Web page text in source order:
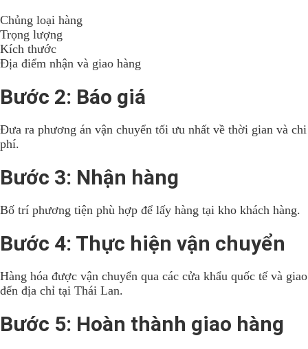
Chủng loại hàng
Trọng lượng
Kích thước
Địa điểm nhận và giao hàng
Bước 2: Báo giá
Đưa ra phương án vận chuyển tối ưu nhất về thời gian và chi
phí.
Bước 3: Nhận hàng
Bố trí phương tiện phù hợp để lấy hàng tại kho khách hàng.
Bước 4: Thực hiện vận chuyển
Hàng hóa được vận chuyển qua các cửa khẩu quốc tế và giao
đến địa chỉ tại Thái Lan.
Bước 5: Hoàn thành giao hàng